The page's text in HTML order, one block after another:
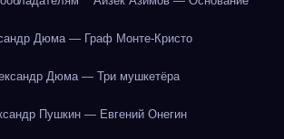
Дюма — Граф Монте-Кристо
Дюма — Три мушкетёра
Пушкин — Евгений Онегин